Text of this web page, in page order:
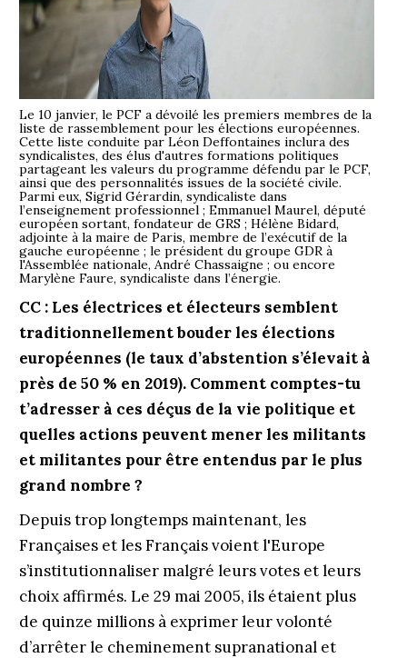
Le 10 janvier, le PCF a dévoilé les premiers membres de la
liste de rassemblement pour les élections européennes.
Cette liste conduite par Léon Deffontaines inclura des
syndicalistes, des élus d'autres formations politiques
partageant les valeurs du programme défendu par le PCF,
ainsi que des personnalités issues de la société civile.
Parmi eux, Sigrid Gérardin, syndicaliste dans
l’enseignement professionnel ; Emmanuel Maurel, député
européen sortant, fondateur de GRS ; Hélène Bidard,
adjointe à la maire de Paris, membre de l’exécutif de la
gauche européenne ; le président du groupe GDR à
l'Assemblée nationale, André Chassaigne ; ou encore
Marylène Faure, syndicaliste dans l’énergie.
CC : Les électrices et électeurs semblent
traditionnellement bouder les élections
européennes (le taux d’abstention s’élevait à
près de 50 % en 2019). Comment comptes-tu
t’adresser à ces déçus de la vie politique et
quelles actions peuvent mener les militants
et militantes pour être entendus par le plus
grand nombre ?
Depuis trop longtemps maintenant, les
Françaises et les Français voient l'Europe
s’institutionnaliser malgré leurs votes et leurs
choix affirmés. Le 29 mai 2005, ils étaient plus
de quinze millions à exprimer leur volonté
d’arrêter le cheminement supranational et